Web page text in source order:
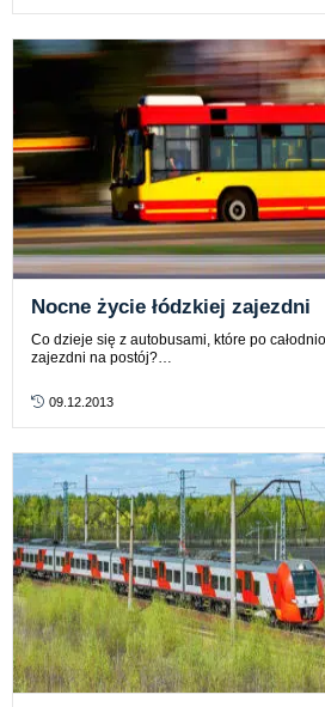
Nocne życie łódzkiej zajezdni
Co dzieje się z autobusami, które po
zajezdni na postój?…
09.12.2013